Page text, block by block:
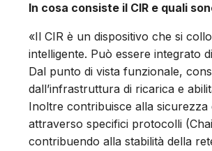
In cosa consiste il CIR e quali
«Il CIR è un dispositivo che si
intelligente. Può essere integrato
Dal punto di vista funzionale,
dall’infrastruttura di ricarica e
Inoltre contribuisce alla
attraverso specifici protocolli
contribuendo alla stabilità della